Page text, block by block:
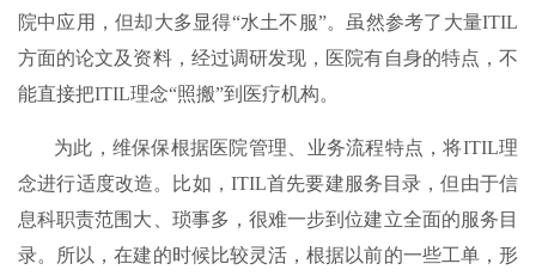
院中应用，但却大多显得“水土不服”。虽然参考了大量ITIL
方面的论文及资料，经过调研发现，医院有自身的特点，不
能直接把ITIL理念“照搬”到医疗机构。
为此，维保保根据医院管理、业务流程特点，将ITIL理
念进行适度改造。比如，ITIL首先要建服务目录，但由于信
息科职责范围大、琐事多，很难一步到位建立全面的服务目
录。所以，在建的时候比较灵活，根据以前的一些工单，形